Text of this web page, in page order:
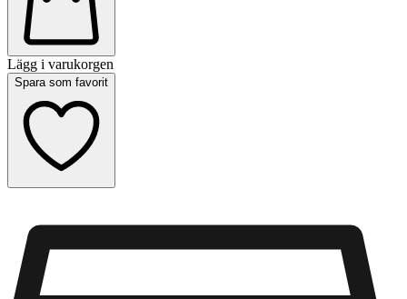
Lägg i varukorgen
Spara som favorit